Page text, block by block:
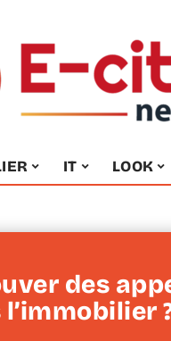
IT LOOK
des